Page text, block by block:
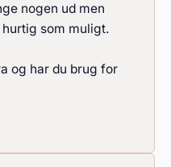
nogen ud men
som muligt.
og har du brug for